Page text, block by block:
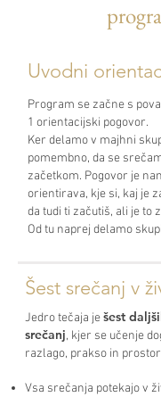
Uvodni
Program se začne s
1 orientacijski pogovor.
Ker delamo v majhni
pomembno, da se
začetkom. Pogovor je
orientirava, kje si, kaj je
da tudi ti začutiš, ali je to
Od tu naprej delamo
Šest srečanj v
Jedro tečaja ješest
srečanj, kjer se učenje
razlago, prakso in
Vsa srečanja potekajo v